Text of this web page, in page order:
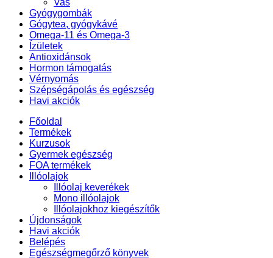
Gyógygombák
Gógytea, gyógykávé
Omega-11 és Omega-3
Ízületek
Antioxidánsok
Hormon támogatás
Vérnyomás
Szépségápolás és egészség
Havi akciók
Főoldal
Termékek
Kurzusok
Gyermek egészség
FOA termékek
Illóolajok
Illóolaj keverékek
Mono illóolajok
Illóolajokhoz kiegészítők
Újdonságok
Havi akciók
Belépés
Egészségmegőrző könyvek